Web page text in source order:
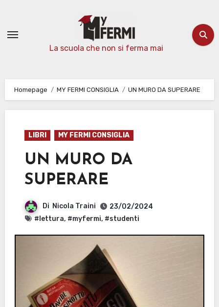
contenuto
La scuola che non si ferma mai
Homepage MY FERMI CONSIGLIA UN MURO DA SUPERARE
LIBRI MY FERMI CONSIGLIA
UN MURO DA
SUPERARE
Di Nicola Traini
23/02/2024
#lettura, #myfermi, #studenti